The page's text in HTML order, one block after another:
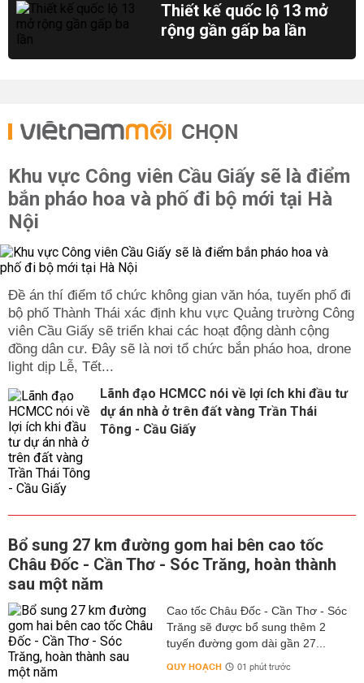
Thiết kế quốc lộ 13 mở
rộng gần gấp ba lần
CHỌN
Khu vực Công viên Cầu Giấy sẽ là điểm
bắn pháo hoa và phố đi bộ mới tại Hà
Nội
Đề án thí điểm tổ chức không gian văn hóa, tuyến phố đi
bộ phố Thành Thái xác định khu vực Quảng trường Công
viên Cầu Giấy sẽ triển khai các hoạt động dành cộng
đồng dân cư. Đây sẽ là nơi tổ chức bắn pháo hoa, drone
light dịp Lễ, Tết...
Lãnh đạo HCMCC nói về lợi ích khi đầu tư
dự án nhà ở trên đất vàng Trần Thái
Tông - Cầu Giấy
Bổ sung 27 km đường gom hai bên cao tốc
Châu Đốc - Cần Thơ - Sóc Trăng, hoàn thành
sau một năm
Cao tốc Châu Đốc - Cần Thơ - Sóc
Trăng sẽ được bổ sung thêm 2
tuyến đường gom dài gần 27...
QUY HOẠCH 01 phút trước